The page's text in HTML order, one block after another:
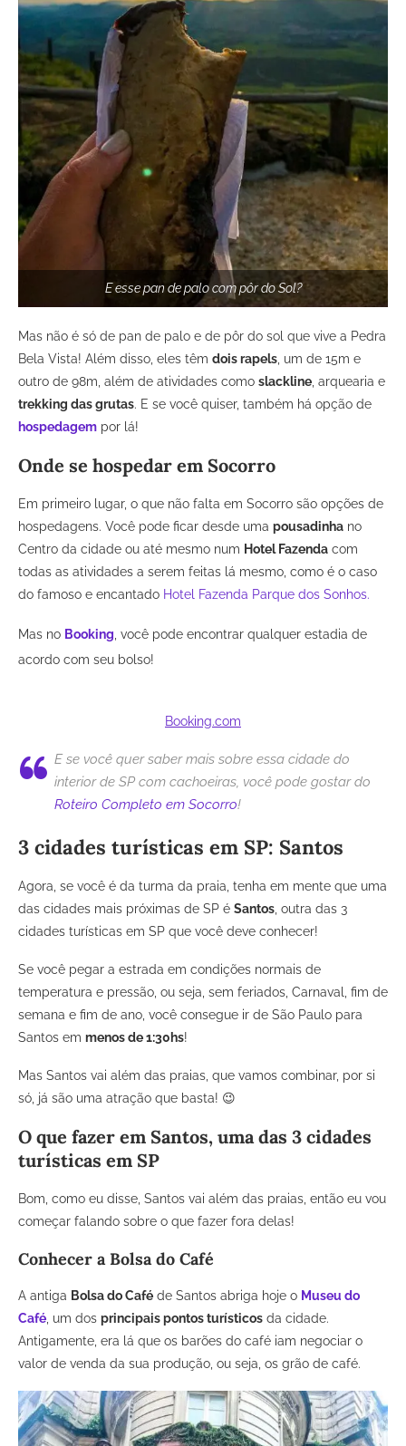
E esse pan de palo com pôr do Sol?
Mas não é só de pan de palo e de pôr do sol que vive a Pedra
Bela Vista! Além disso, eles têm dois rapels, um de 15m e
outro de 98m, além de atividades como slackline, arquearia e
trekking das grutas. E se você quiser, também há opção de
hospedagem por lá!
Onde se hospedar em Socorro
Em primeiro lugar, o que não falta em Socorro são opções de
hospedagens. Você pode ficar desde uma pousadinha no
Centro da cidade ou até mesmo num Hotel Fazenda com
todas as atividades a serem feitas lá mesmo, como é o caso
do famoso e encantado Hotel Fazenda Parque dos Sonhos.
Mas no Booking, você pode encontrar qualquer estadia de
acordo com seu bolso!
Booking.com
E se você quer saber mais sobre essa cidade do
interior de SP com cachoeiras, você pode gostar do
Roteiro Completo em Socorro!
3 cidades turísticas em SP: Santos
Agora, se você é da turma da praia, tenha em mente que uma
das cidades mais próximas de SP é Santos, outra das 3
cidades turísticas em SP que você deve conhecer!
Se você pegar a estrada em condições normais de
temperatura e pressão, ou seja, sem feriados, Carnaval, fim de
semana e fim de ano, você consegue ir de São Paulo para
Santos em menos de 1:30hs!
Mas Santos vai além das praias, que vamos combinar, por si
só, já são uma atração que basta! 😉
O que fazer em Santos, uma das 3 cidades
turísticas em SP
Bom, como eu disse, Santos vai além das praias, então eu vou
começar falando sobre o que fazer fora delas!
Conhecer a Bolsa do Café
A antiga Bolsa do Café de Santos abriga hoje o Museu do
Café, um dos principais pontos turísticos da cidade.
Antigamente, era lá que os barões do café iam negociar o
valor de venda da sua produção, ou seja, os grão de café.